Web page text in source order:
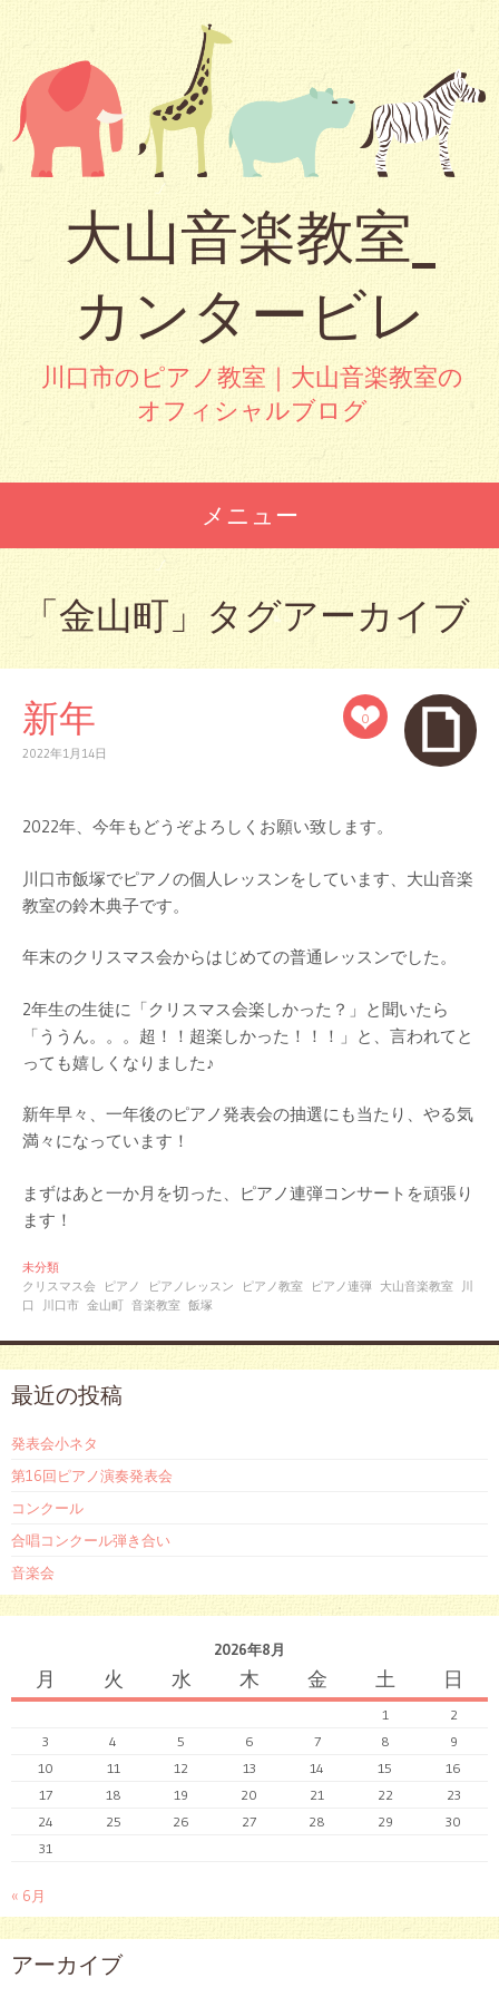
大山音楽教室_
カンタービレ
川口市のピアノ教室｜大山音楽教室の
オフィシャルブログ
メニュー
「金山町 」タグアーカイブ
0
新年
2022年1月14日
2022年、今年もどうぞよろしくお願い致します。
川口市飯塚でピアノの個人レッスンをしています、大山音楽
教室の鈴木典子です。
年末のクリスマス会からはじめての普通レッスンでした。
2年生の生徒に「クリスマス会楽しかった？」と聞いたら
「ううん。。。超！！超楽しかった！！！」と、言われてと
っても嬉しくなりました♪
新年早々、一年後のピアノ発表会の抽選にも当たり、やる気
満々になっています！
まずはあと一か月を切った、ピアノ連弾コンサートを頑張り
ます！
未分類
クリスマス会
ピアノ ピアノレッスン ピアノ教室 ピアノ連弾 大山音楽教室
川
口
川口市 金山町 音楽教室 飯塚
最近の投稿
発表会小ネタ
第16回ピアノ演奏発表会
コンクール
合唱コンクール弾き合い
音楽会
2026年8月
月 火 水 木 金 土 日
1
2
3
4 5 6 7 8
9
10
11 12 13 14 15
16
17
18 19 20 21 22
23
24
25 26 27 28 29
30
31
« 6月
アーカイブ